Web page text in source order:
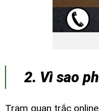
2. Vì sao
Trạm quan trắc